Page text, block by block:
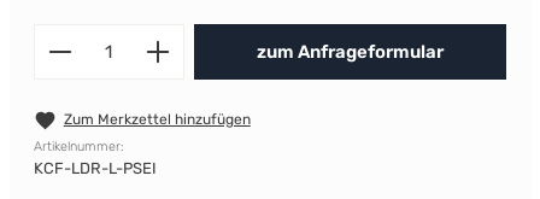
Produkt Anzahl: Gib den
zum Anfrageformular
Zum Merkzettel hinzufügen
Artikelnummer:
KCF-LDR-L-PSEI